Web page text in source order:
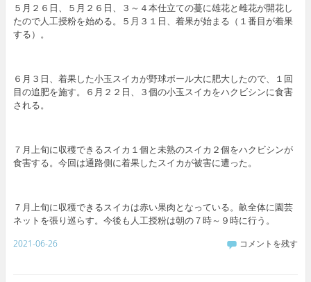
５月２６日、５月２６日、３～４本仕立ての蔓に雄花と雌花が開花し
たので人工授粉を始める。５月３１日、着果が始まる（１番目が着果
する）。
６月３日、着果した小玉スイカが野球ボール大に肥大したので、１回
目の追肥を施す。６月２２日、３個の小玉スイカをハクビシンに食害
される。
７月上旬に収穫できるスイカ１個と未熟のスイカ２個をハクビシンが
食害する。今回は通路側に着果したスイカが被害に遭った。
７月上旬に収穫できるスイカは赤い果肉となっている。畝全体に園芸
ネットを張り巡らす。今後も人工授粉は朝の７時～９時に行う。
2021-06-26 コメントを残す